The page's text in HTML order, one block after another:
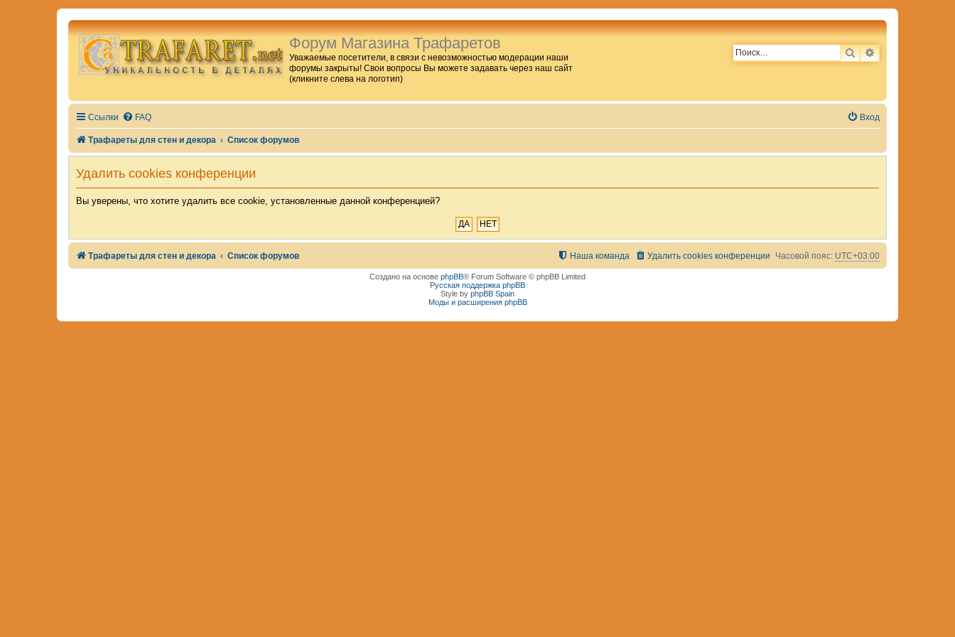
Форум Магазина Трафаретов
Уважаемые посетители, в связи с невозможностью модерации наши
форумы закрыты! Свои вопросы Вы можете задавать через наш сайт
(кликните слева на логотип)
ПОИСКРАСШИРЕННЫЙ
Ссылки FAQ Вход
Трафареты для стен и декора Список форумов
Удалить cookies конференции
Вы уверены, что хотите удалить все cookie, установленные данной конференцией?
Трафареты для стен и декора Список форумов Часовой пояс: UTC+03:00
Удалить cookies конференции
Наша команда
Создано на основе phpBB® Forum Software © phpBB Limited
Русская поддержка phpBB
Style by phpBB Spain
Моды и расширения phpBB